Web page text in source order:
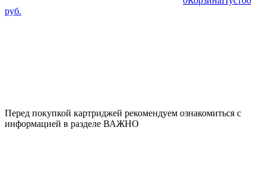
руб.
Перед покупкой картриджей рекомендуем ознакомиться с
информацией в разделе ВАЖНО